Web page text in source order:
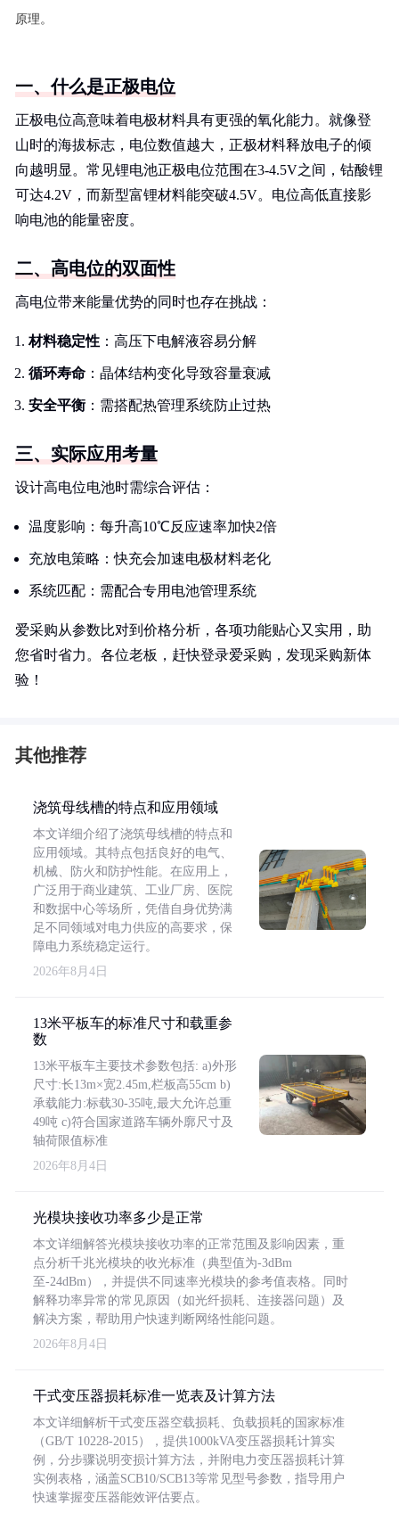
原理。
一、什么是正极电位
正极电位高意味着电极材料具有更强的氧化能力。就像登
山时的海拔标志，电位数值越大，正极材料释放电子的倾
向越明显。常见锂电池正极电位范围在3-4.5V之间，钴酸锂
可达4.2V，而新型富锂材料能突破4.5V。电位高低直接影
响电池的能量密度。
二、高电位的双面性
高电位带来能量优势的同时也存在挑战：
材料稳定性 ：高压下电解液容易分解
循环寿命 ：晶体结构变化导致容量衰减
安全平衡 ：需搭配热管理系统防止过热
三、实际应用考量
设计高电位电池时需综合评估：
温度影响：每升高10℃反应速率加快2倍
充放电策略：快充会加速电极材料老化
系统匹配：需配合专用电池管理系统
爱采购从参数比对到价格分析，各项功能贴心又实用，助
您省时省力。各位老板，赶快登录爱采购，发现采购新体
验！
其他推荐
浇筑母线槽的特点和应用领域
本文详细介绍了浇筑母线槽的特点和
应用领域。其特点包括良好的电气、
机械、防火和防护性能。在应用上，
广泛用于商业建筑、工业厂房、医院
和数据中心等场所，凭借自身优势满
足不同领域对电力供应的高要求，保
障电力系统稳定运行。
2026年8月4日
13米平板车的标准尺寸和载重参
数
13米平板车主要技术参数包括: a)外形
尺寸:长13m×宽2.45m,栏板高55cm b)
承载能力:标载30-35吨,最大允许总重
49吨 c)符合国家道路车辆外廓尺寸及
轴荷限值标准
2026年8月4日
光模块接收功率多少是正常
本文详细解答光模块接收功率的正常范围及影响因素，重
点分析千兆光模块的收光标准（典型值为-3dBm
至-24dBm），并提供不同速率光模块的参考值表格。同时
解释功率异常的常见原因（如光纤损耗、连接器问题）及
解决方案，帮助用户快速判断网络性能问题。
2026年8月4日
干式变压器损耗标准一览表及计算方法
本文详细解析干式变压器空载损耗、负载损耗的国家标准
（GB/T 10228-2015），提供1000kVA变压器损耗计算实
例，分步骤说明变损计算方法，并附电力变压器损耗计算
实例表格，涵盖SCB10/SCB13等常见型号参数，指导用户
快速掌握变压器能效评估要点。